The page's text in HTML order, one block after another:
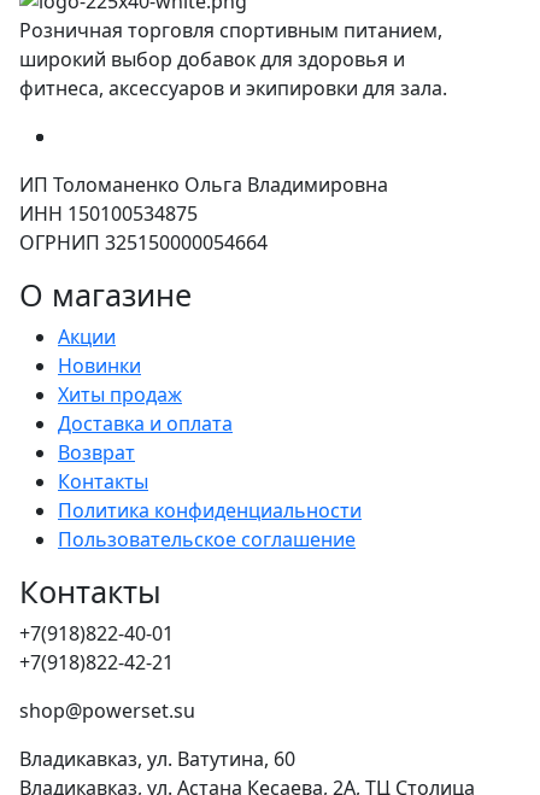
Розничная торговля спортивным питанием,
широкий выбор добавок для здоровья и
фитнеса, аксессуаров и экипировки для зала.
ИП Толоманенко Ольга Владимировна
ИНН 150100534875
ОГРНИП 325150000054664
О магазине
Акции
Новинки
Хиты продаж
Доставка и оплата
Возврат
Контакты
Политика конфиденциальности
Пользовательское соглашение
Контакты
+7(918)822-40-01
+7(918)822-42-21
shop@powerset.su
Владикавказ, ул. Ватутина, 60
Владикавказ, ул. Астана Кесаева, 2А, ТЦ Столица